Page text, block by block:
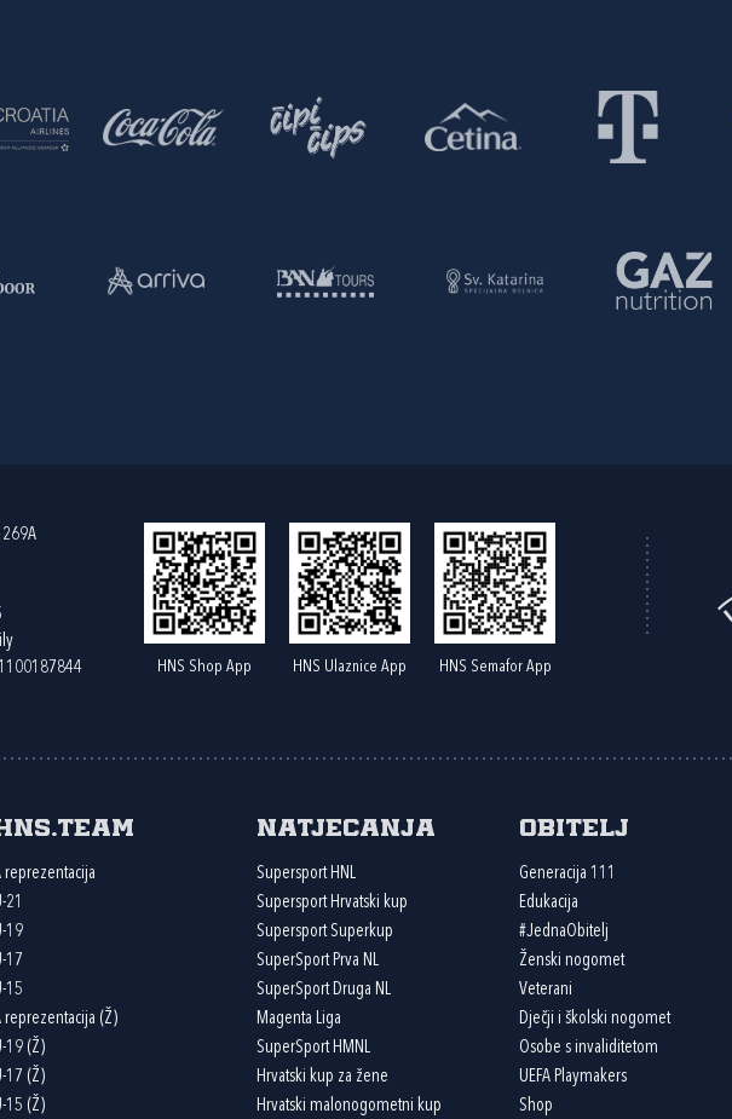
269A
HNS Shop App HNS Ulaznice App HNS Semafor App
reprezentacija
21
19
17
15
reprezentacija (Ž)
19 (Ž)
17 (Ž)
15 (Ž)
Natjecanja
Supersport HNL
Supersport Hrvatski kup
Supersport Superkup
SuperSport Prva NL
SuperSport Druga NL
Magenta Liga
SuperSport HMNL
Hrvatski kup za žene
Hrvatski malonogometni kup
Obitelj
Generacija 111
Edukacija
#JednaObitelj
Ženski nogomet
Veterani
Dječji i školski nogomet
Osobe s invaliditetom
UEFA Playmakers
Shop